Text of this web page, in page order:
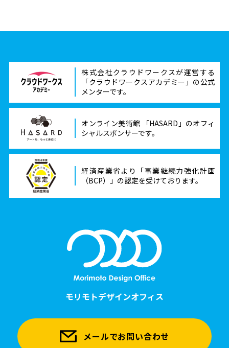
モリモトデザインオフィス
メールでお問い合わせ
株式会社クラウドワークスが運営する
「クラウドワークスアカデミー」の公式
メンターです。
オンライン美術館 「HASARD」のオフィ
シャルスポンサーです。
経済産業省より「事業継続力強化計画
（BCP）」の認定を受けております。